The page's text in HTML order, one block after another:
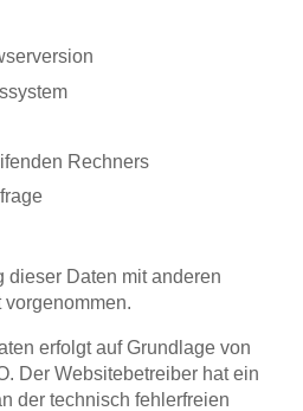
Rechners
dieser Daten mit anderen
erfolgt auf Grundlage von
Der Websitebetreiber hat ein
der technisch fehlerfreien